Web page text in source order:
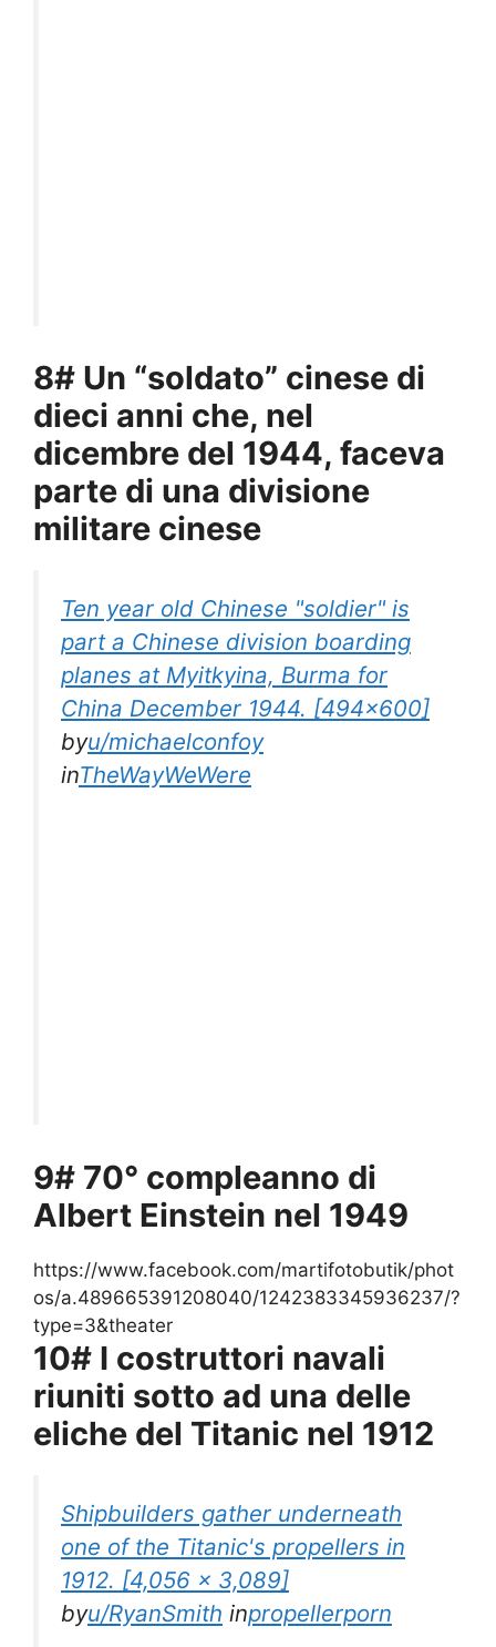
8# Un “soldato” cinese di
dieci anni che, nel
dicembre del 1944, faceva
parte di una divisione
militare cinese
Ten year old Chinese "soldier" is
part a Chinese division boarding
planes at Myitkyina, Burma for
China December 1944. [494×600]
byu/michaelconfoy
inTheWayWeWere
9# 70° compleanno di
Albert Einstein nel 1949
https://www.facebook.com/martifotobutik/phot
os/a.489665391208040/1242383345936237/?
type=3&theater
10# I costruttori navali
riuniti sotto ad una delle
eliche del Titanic nel 1912
Shipbuilders gather underneath
one of the Titanic's propellers in
1912. [4,056 x 3,089]
byu/RyanSmith inpropellerporn